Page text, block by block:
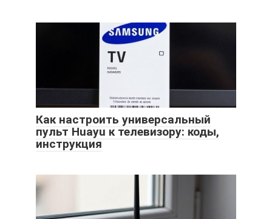
Как настроить универсальный
пульт Huayu к телевизору: коды,
инструкция